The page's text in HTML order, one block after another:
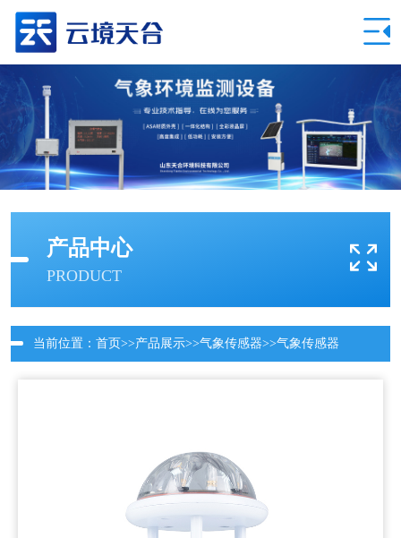
产品中心
PRODUCT
当前位置： 首页>>产品展示>>气象传感器>>气象传感器